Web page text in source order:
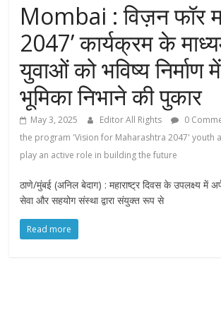
Mombai : विज़न फॉर
2047’ कार्यक्रम के
युवाओं को भविष्य निर्माण
भूमिका निभाने की पुकार
May 3, 2025 Editor All Rights 0
the program 'Vision for Maharashtra 2047' youth
play an active role in building the future
ठाणे/मुंबई (अनिल बेदाग) : महाराष्ट्र दिवस के उपलक्ष्य में
सेवा और सहयोग संस्था द्वारा संयुक्त रूप से
Read more